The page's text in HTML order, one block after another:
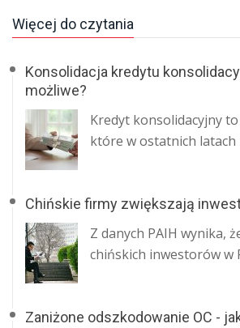
Więcej do czytania
Konsolidacja kredytu
możliwe?
Kredyt konsolidacyjny
które w ostatnich latach
Chińskie firmy zwiększają
Z danych PAIH wynika,
chińskich inwestorów w
Zaniżone odszkodowanie OC -